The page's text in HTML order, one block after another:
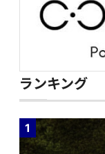
ランキング
1